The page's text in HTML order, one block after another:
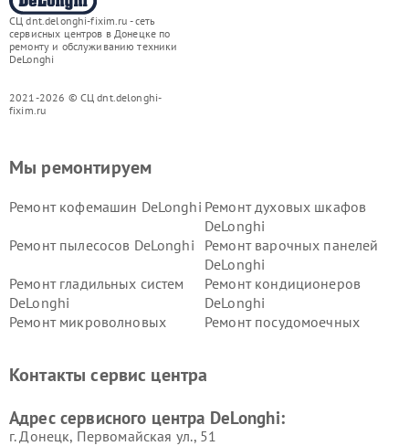
СЦ dnt.delonghi-fixim.ru - сеть
сервисных центров в Донецке по
ремонту и обслуживанию техники
DeLonghi
2021-2026 © СЦ dnt.delonghi-
fixim.ru
Мы ремонтируем
Ремонт кофемашин DeLonghi Ремонт духовых шкафов
DeLonghi
Ремонт пылесосов DeLonghi
Ремонт варочных панелей
DeLonghi
Ремонт гладильных систем
DeLonghi
Ремонт кондиционеров
DeLonghi
Ремонт микроволновых
Ремонт посудомоечных
DeLonghi
DeLonghi
Контакты сервис центра
Адрес сервисного центра DeLonghi:
г. Донецк, Первомайская ул., 51